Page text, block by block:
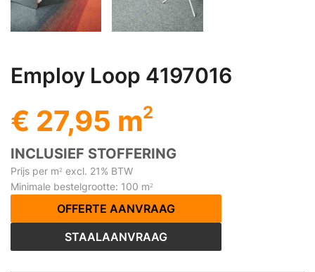
Employ Loop 4197016
€ 27,95 m2
INCLUSIEF STOFFERING
Prijs per m2 excl. 21% BTW
Minimale bestelgrootte: 100 m2
OFFERTE AANVRAAG
STAALAANVRAAG